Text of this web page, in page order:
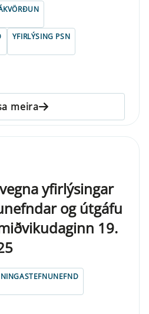
YFIRLÝSING PSN
meira
yfi­r­lýs­ing­ar
og út­gáfu
19.